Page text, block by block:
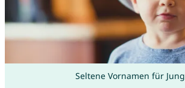
Seltene Vornamen für